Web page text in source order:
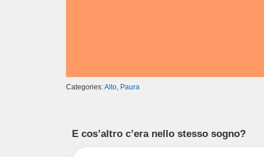
Categories:Alto, Paura
E cos’altro c’era nello stesso sogno?